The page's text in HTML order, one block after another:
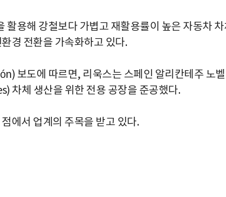
용해 강철보다 가볍고 재활용률이 높은 자동차 차
경 전환을 가속화하고 있다.
보도에 따르면, 리욱스는 스페인 알리칸테주 노
차체 생산을 위한 전용 공장을 준공했다.
에서 업계의 주목을 받고 있다.